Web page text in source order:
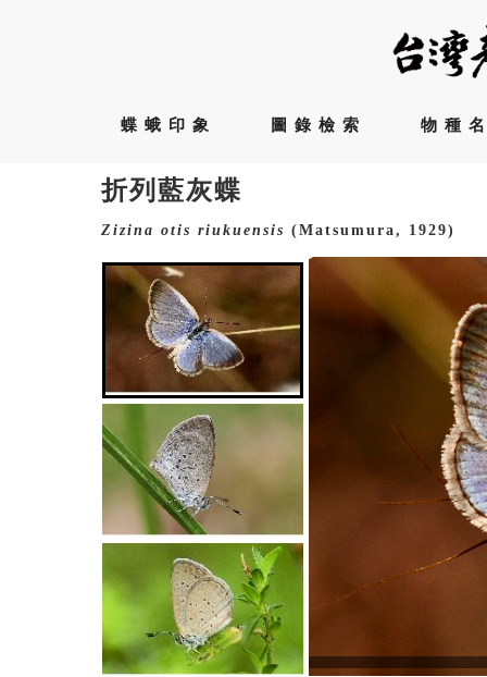
蝶蛾印象 圖錄檢索 物種
折列藍灰蝶
Zizina otis riukuensis (Matsumura, 1929)